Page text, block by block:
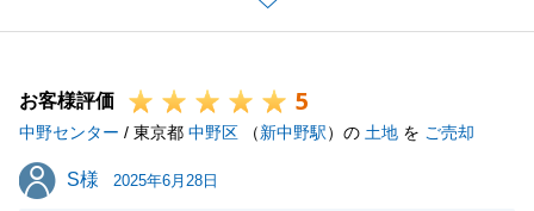
た為だと思っております。
またご子息様の物件探しについてもお声がけいただい
ておりますので、より良い物件をお探しできる様、お
力添えさせていただければと思いますので、今後と
も、何卒よろしくお願い申し上げます。
お客様評価 5
中野センター / 東京都 中野区 （新中野駅）の 土地 を ご売却
S様
S様 2025年6月28日